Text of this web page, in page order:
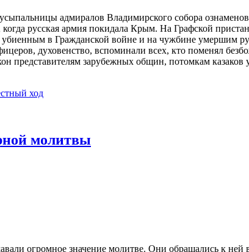
адмиралов Владимирского собора
русская армия покидала Крым. На Графской
убиенным в Гражданской войне и на чужбине умершим
духовенство, вспоминали всех, кто поменял
представителям зарубежных общин, потомкам
ход
молитвы
огромное значение молитве. Они обращались к ней